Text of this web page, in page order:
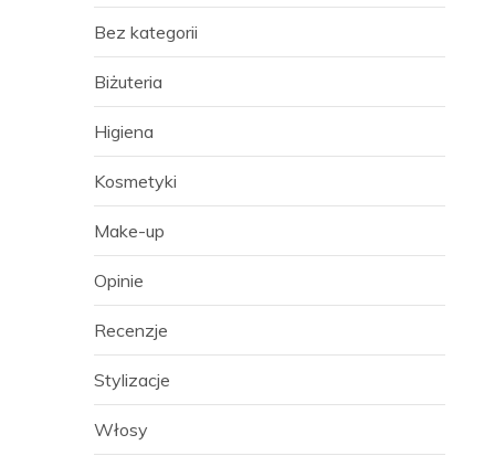
Bez kategorii
Biżuteria
Higiena
Kosmetyki
Make-up
Opinie
Recenzje
Stylizacje
Włosy